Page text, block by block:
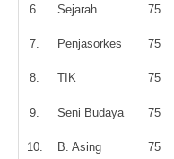
6.
7.
8.
9.
10.
Sejarah
Penjasorkes
TIK
Seni Budaya
B. Asing
75
75
75
75
75